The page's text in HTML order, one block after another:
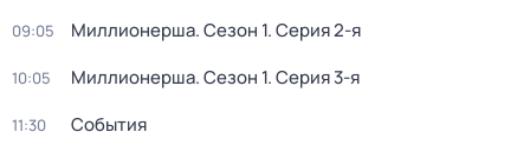
09:05 Миллионерша. Сезон 1. Серия 2-я
10:05 Миллионерша. Сезон 1. Серия 3-я
11:30 События